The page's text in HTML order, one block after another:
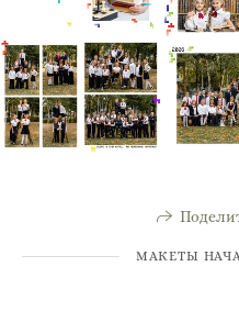
МАКЕТЫ